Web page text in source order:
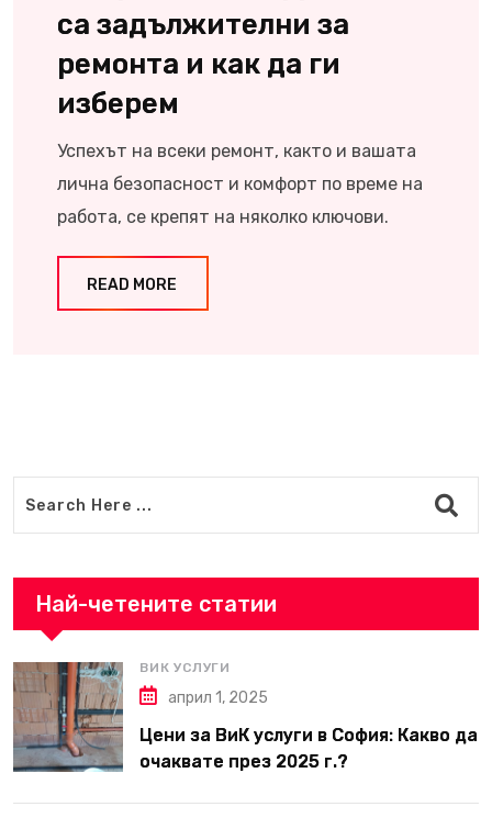
са задължителни за
ремонта и как да ги
изберем
Успехът на всеки ремонт, както и вашата
лична безопасност и комфорт по време на
работа, се крепят на няколко ключови.
READ MORE
Най-четените статии
ВИК УСЛУГИ
април 1, 2025
Цени за ВиК услуги в София: Какво да
очаквате през 2025 г.?